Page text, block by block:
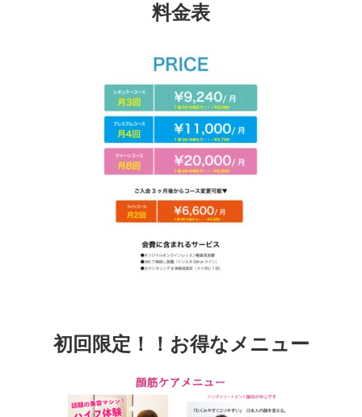
料金表
初回限定！！お得なメニュー